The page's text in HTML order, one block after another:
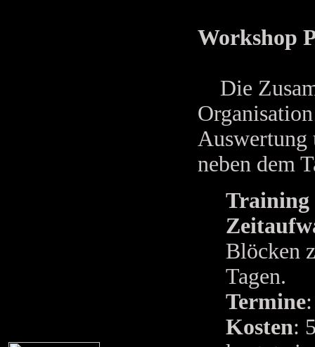
Workshop
Die
Auswertung
neben dem
Training
Blöcken
Tagen.
Termine
Kosten: